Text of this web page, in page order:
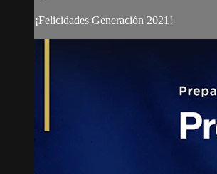
¡Felicidades Generación 2021!